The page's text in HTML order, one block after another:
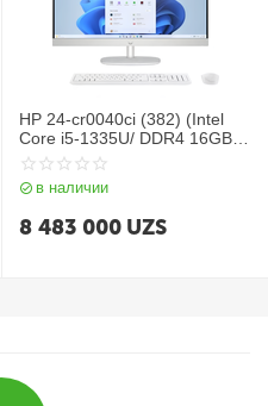
HP 24-cr0040ci (382) (Intel
Core i5-1335U/ DDR4 16GB/
SSD 512GB/ 23,8 FHD/ Intel
Iris Xe Graphics/ No DVD/ key
+ mouse/ NoOS/ RU) White
в наличии
8 483 000 UZS